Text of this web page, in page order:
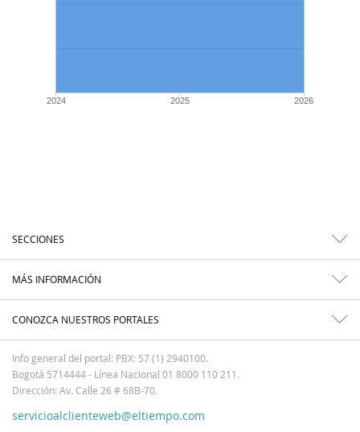
2024 2025 2026
SECCIONES
MÁS INFORMACIÓN
CONOZCA NUESTROS PORTALES
Info general del portal: PBX: 57 (1) 2940100.
Bogotá 5714444 - Línea Nacional 01 8000 110 211.
Dirección: Av. Calle 26 # 68B-70.
servicioalclienteweb@eltiempo.com